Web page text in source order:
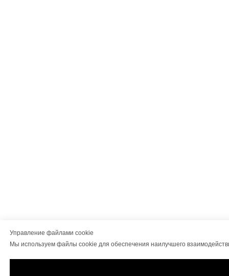
Управление файлами cookie
Мы используем файлы cookie для обеспечения наилучшего